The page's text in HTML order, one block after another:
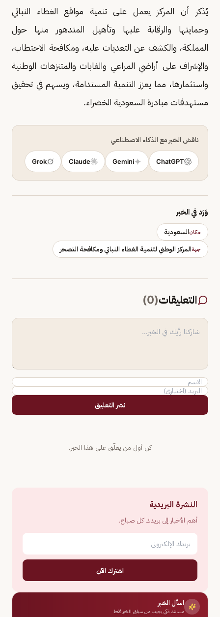
يُذكر أن المركز يعمل على تنمية مواقع الغطاء النباتي
وحمايتها والرقابة عليها وتأهيل المتدهور منها حول
المملكة، والكشف عن التعديات عليه، ومكافحة الاحتطاب،
والإشراف على أراضي المراعي والغابات والمتنزهات الوطنية
واستثمارها، مما يعزز التنمية المستدامة، ويسهم في تحقيق
مستهدفات مبادرة السعودية الخضراء.
ناقش الخبر مع الذكاء الاصطناعي
ChatGPT
Gemini
Claude
Grok
وَرَد في الخبر
مكانالسعودية
جهةالمركز الوطني لتنمية الغطاء النباتي ومكافحة التصحر
التعليقات(
0
)
نشر التعليق
كن أول من يعلّق على هذا الخبر.
النشرة البريدية
أهم الأخبار إلى بريدك كل صباح.
اشترك الآن
اسأل الخبر
مساعد ذكي يجيب من سياق الخبر فقط